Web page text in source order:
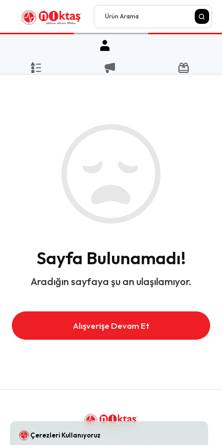
Sayfa Bulunamadı!
Aradığın sayfaya şu an ulaşılamıyor.
Alışverişe Devam Et
Çerezleri Kullanıyoruz